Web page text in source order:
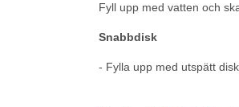
Fyll upp med vatten och
Snabbdisk
- Fylla upp med utspätt